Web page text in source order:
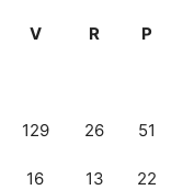
V R P
129 26 51
16 13 22